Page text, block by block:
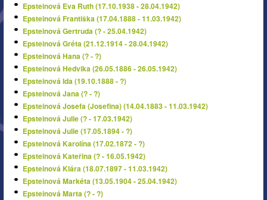
Epsteinová Eva Ruth (17.10.1938 - 28.04.1942)
Epsteinová Františka (17.04.1888 - 11.03.1942)
Epsteinová Gertruda (? - 25.04.1942)
Epsteinová Gréta (21.12.1914 - 28.04.1942)
Epsteinová Hana (? - ?)
Epsteinová Hedvika (26.05.1886 - 26.05.1942)
Epsteinová Ida (19.10.1888 - ?)
Epsteinová Jana (? - ?)
Epsteinová Josefa (Josefina) (14.04.1883 - 11.03.1942)
Epsteinová Julie (? - 17.03.1942)
Epsteinová Julie (17.05.1894 - ?)
Epsteinová Karolína (17.02.1872 - ?)
Epsteinová Kateřina (? - 16.05.1942)
Epsteinová Klára (18.07.1897 - 11.03.1942)
Epsteinová Markéta (13.05.1904 - 25.04.1942)
Epsteinová Marta (? - ?)